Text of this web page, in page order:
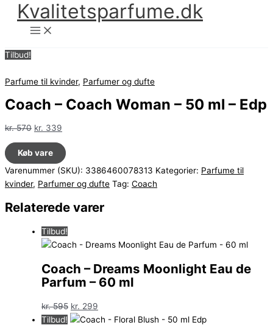
Kvalitetsparfume.dk
Tilbud!
Parfume til kvinder, Parfumer og dufte
Coach – Coach Woman – 50 ml – Edp
kr.570 Den
oprindelige
pris
var:
kr. 570.
kr. 339
pris
er:
kr. 339.
Køb vare
Varenummer (SKU): 3386460078313 Kategorier: Parfume til
kvinder, Parfumer og dufte Tag: Coach
Relaterede varer
Tilbud!
Coach – Dreams Moonlight Eau de
Parfum – 60 ml
kr.595 Den
oprindelige
kr. 299
aktuelle
Tilbud!